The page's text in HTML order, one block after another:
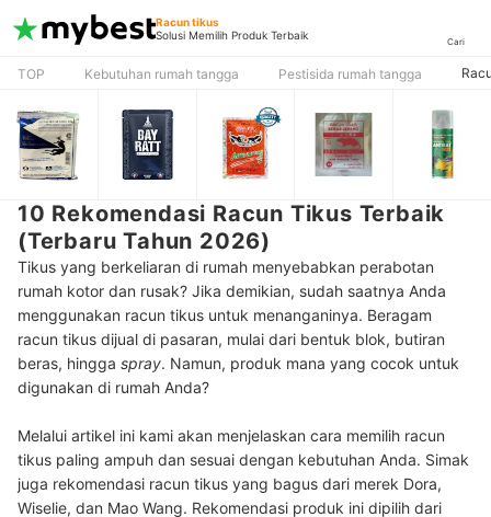
Racun tikus
Solusi Memilih Produk Terbaik
Cari
TOP Kebutuhan rumah tangga Pestisida rumah tangga
10 Rekomendasi Racun Tikus Terbaik
(Terbaru Tahun 2026)
Tikus yang berkeliaran di rumah menyebabkan perabotan
rumah kotor dan rusak? Jika demikian, sudah saatnya Anda
menggunakan racun tikus untuk menanganinya. Beragam
racun tikus dijual di pasaran, mulai dari bentuk blok, butiran
beras, hingga spray. Namun, produk mana yang cocok untuk
digunakan di rumah Anda?
Melalui artikel ini kami akan menjelaskan cara memilih racun
tikus paling ampuh dan sesuai dengan kebutuhan Anda. Simak
juga rekomendasi racun tikus yang bagus dari merek Dora,
Wiselie, dan Mao Wang. Rekomendasi produk ini dipilih dari